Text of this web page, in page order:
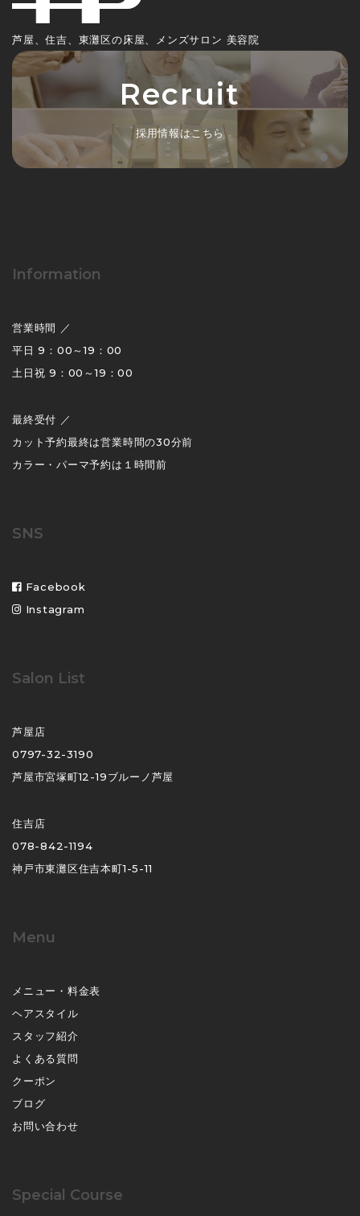
芦屋、住吉、東灘区の床屋、メンズサロン 美容院
Recruit
採用情報はこちら
Information
営業時間 ／
平日 9：00～19：00
土日祝 9：00～19：00
最終受付 ／
カット予約最終は営業時間の30分前
カラー・パーマ予約は１時間前
SNS
Facebook
Instagram
Salon List
芦屋店
0797-32-3190
芦屋市宮塚町12-19ブルーノ芦屋
住吉店
078-842-1194
神戸市東灘区住吉本町1-5-11
Menu
メニュー・料金表
ヘアスタイル
スタッフ紹介
よくある質問
クーポン
ブログ
お問い合わせ
Special Course